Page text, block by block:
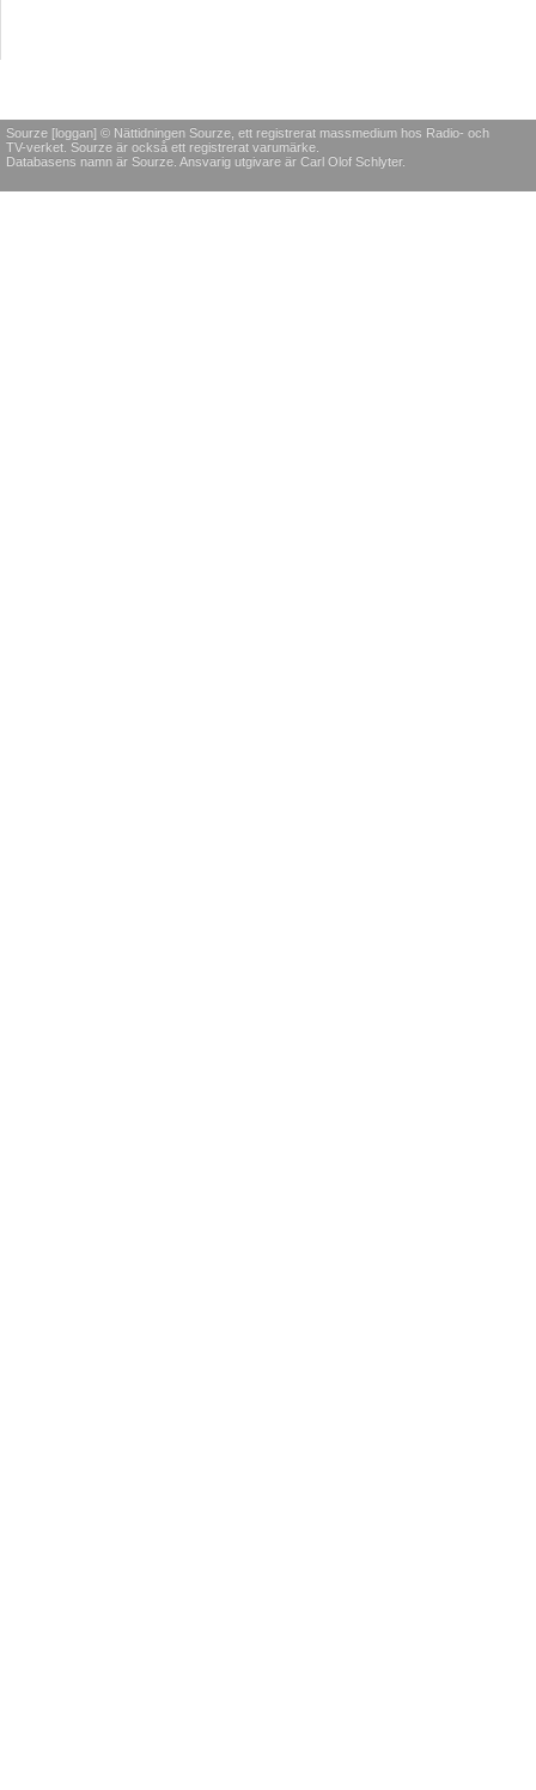
Sourze [loggan] © Nättidningen Sourze, ett registrerat massmedium hos Radio- och
TV-verket. Sourze är också ett registrerat varumärke.
Databasens namn är Sourze. Ansvarig utgivare är Carl Olof Schlyter.